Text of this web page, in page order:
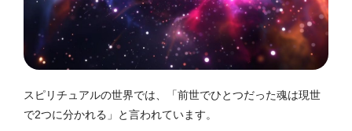
スピリチュアルの世界では、「前世でひとつだった魂は現世
で2つに分かれる」と言われています。